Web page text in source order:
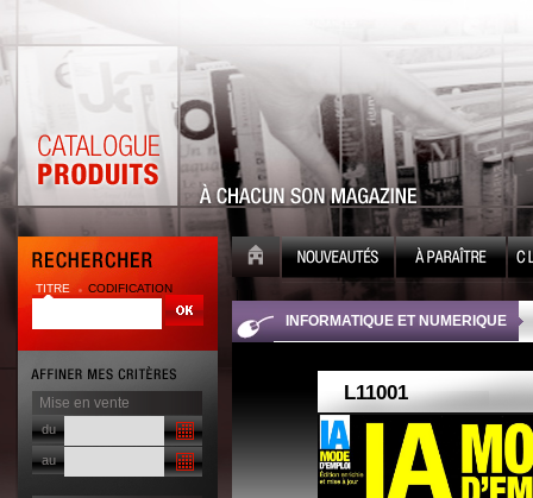
TITRE CODIFICATION
Mise en vente
du
au
INFORMATIQUE ET NUMERIQUE